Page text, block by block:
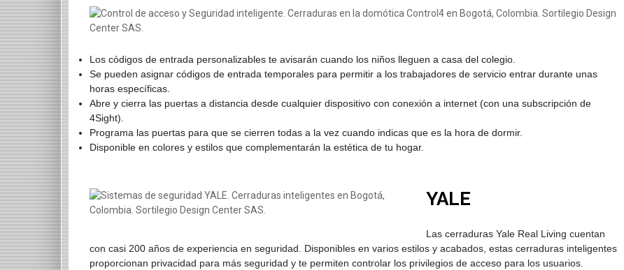
Los códigos de entrada personalizables te avisarán cuando los niños lleguen a casa del colegio.
Se pueden asignar códigos de entrada temporales para permitir a los trabajadores de servicio entrar durante unas
horas específicas.
Abre y cierra las puertas a distancia desde cualquier dispositivo con conexión a internet (con una subscripción de
4Sight).
Programa las puertas para que se cierren todas a la vez cuando indicas que es la hora de dormir.
Disponible en colores y estilos que complementarán la estética de tu hogar.
YALE
Las cerraduras Yale Real Living cuentan
con casi 200 años de experiencia en seguridad. Disponibles en varios estilos y acabados, estas cerraduras inteligentes
proporcionan privacidad para más seguridad y te permiten controlar los privilegios de acceso para los usuarios.